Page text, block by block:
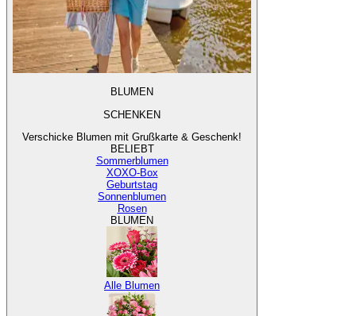
BLUMEN
SCHENKEN
Verschicke Blumen mit Grußkarte & Geschenk!
BELIEBT
Sommerblumen
XOXO-Box
Geburtstag
Sonnenblumen
Rosen
BLUMEN
Alle Blumen